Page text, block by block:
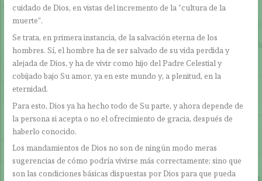
cuidado de Dios, en vistas del incremento de la “cultura de la
muerte”.
Se trata, en primera instancia, de la salvación eterna de los
hombres. Sí, el hombre ha de ser salvado de su vida perdida y
alejada de Dios, y ha de vivir como hijo del Padre Celestial y
cobijado bajo Su amor, ya en este mundo y, a plenitud, en la
eternidad.
Para esto, Dios ya ha hecho todo de Su parte, y ahora depende de
la persona si acepta o no el ofrecimiento de gracia, después de
haberlo conocido.
Los mandamientos de Dios no son de ningún modo meras
sugerencias de cómo podría vivirse más correctamente; sino que
son las condiciones básicas dispuestas por Dios para que pueda